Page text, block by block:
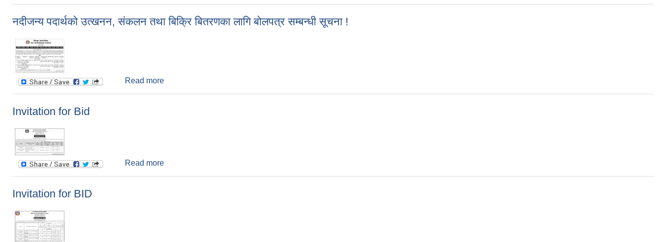
नदीजन्य पदार्थको उत्खनन, संकलन तथा बिक्रि बितरणका लागि बोलपत्र सम्बन्धी सूचना !
Read more
Invitation for Bid
Read more
Invitation for BID